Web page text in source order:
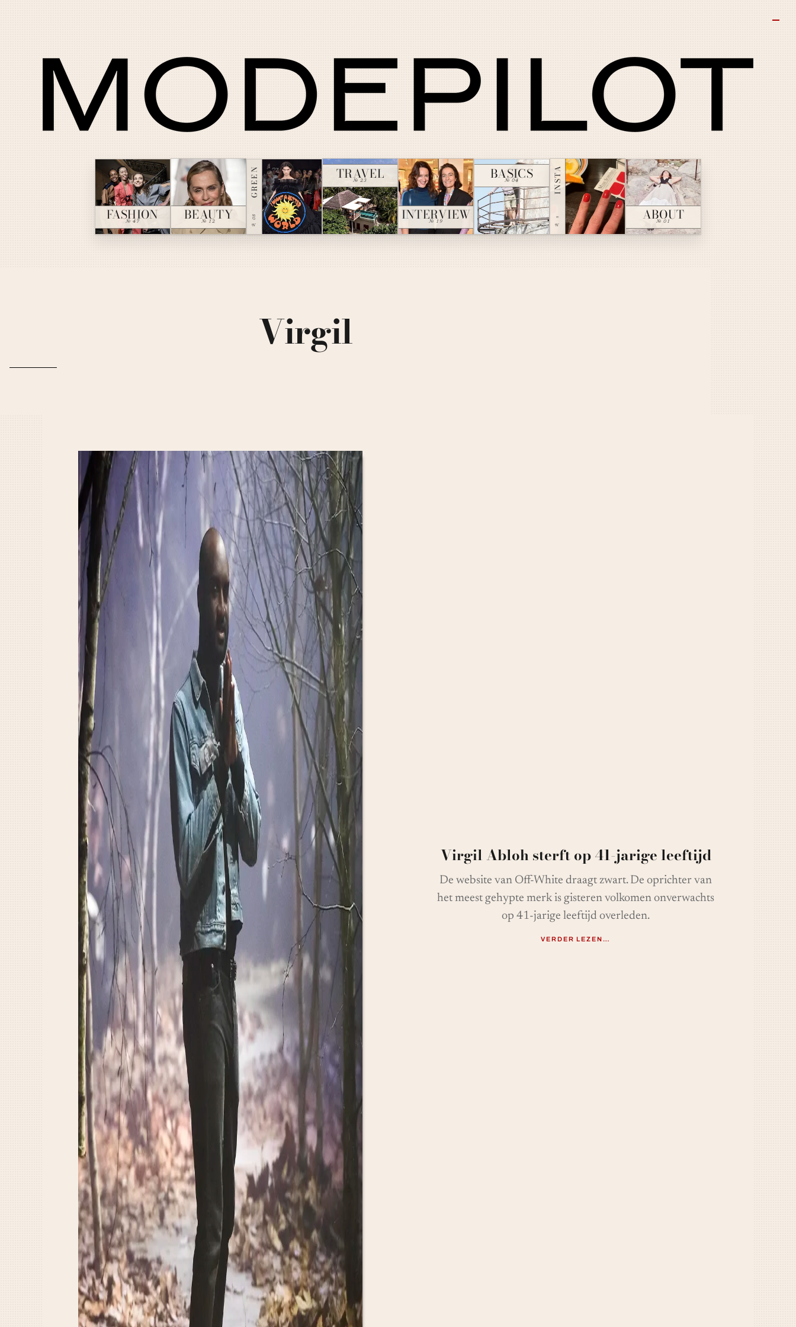
FASHION
№ 47 BEAUTY
№ 12
GREEN
№ 08
TRAVEL
№ 23
INTERVIEW
№ 19
BASICS
№ 04 INSTA
№ ∞ ABOUT
№ 01
Virgil
Virgil Abloh sterft op 41-jarige leeftijd
De website van Off-White draagt ​​zwart. De oprichter van
het meest gehypte merk is gisteren volkomen onverwachts
op 41-jarige leeftijd overleden.
VERDER LEZEN…